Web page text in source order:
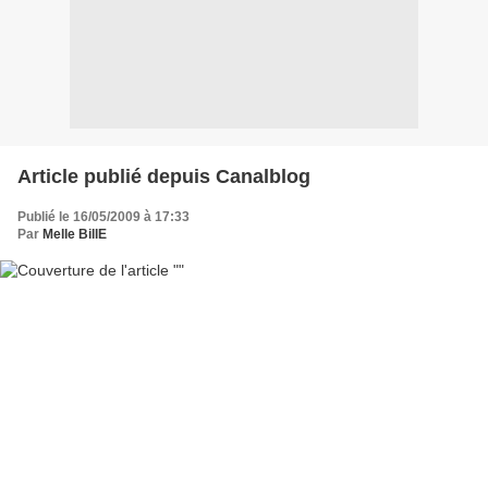
Article publié depuis Canalblog
Publié le 16/05/2009 à 17:33
Par Melle BillE